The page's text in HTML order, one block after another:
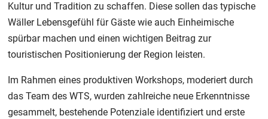
Kultur und Tradition zu schaffen. Diese sollen das typische
Wäller Lebensgefühl für Gäste wie auch Einheimische
spürbar machen und einen wichtigen Beitrag zur
touristischen Positionierung der Region leisten.
Im Rahmen eines produktiven Workshops, moderiert durch
das Team des WTS, wurden zahlreiche neue Erkenntnisse
gesammelt, bestehende Potenziale identifiziert und erste